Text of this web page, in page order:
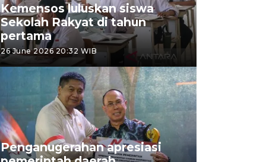
Kemensos luluskan siswa
Sekolah Rakyat di tahun
pertama
26 June 2026 20:32 WIB
Penganugerahan apresiasi